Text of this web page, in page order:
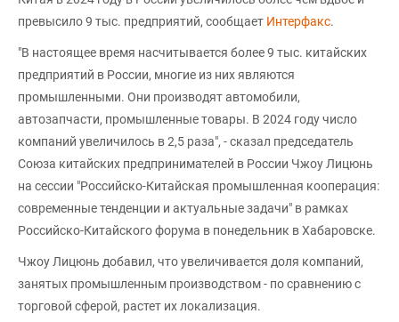
превысило 9 тыс. предприятий, сообщает Интерфакс.
"В настоящее время насчитывается более 9 тыс. китайских
предприятий в России, многие из них являются
промышленными. Они производят автомобили,
автозапчасти, промышленные товары. В 2024 году число
компаний увеличилось в 2,5 раза", - сказал председатель
Союза китайских предпринимателей в России Чжоу Лицюнь
на сессии "Российско-Китайская промышленная кооперация:
современные тенденции и актуальные задачи" в рамках
Российско-Китайского форума в понедельник в Хабаровске.
Чжоу Лицюнь добавил, что увеличивается доля компаний,
занятых промышленным производством - по сравнению с
торговой сферой, растет их локализация.